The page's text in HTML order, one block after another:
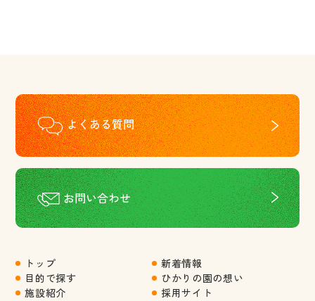
トップ
新着情報
目的で探す
ひかりの園の想い
施設紹介
採用サイト
よくある質問
お問い合わせ